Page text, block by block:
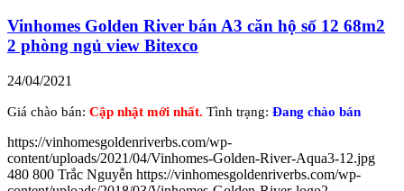
Vinhomes Golden River bán A3 căn hộ số 12 68m2
2 phòng ngủ view Bitexco
24/04/2021
Giá chào bán: Cập nhật mới nhất. Tình trạng: Đang chào bán
https://vinhomesgoldenriverbs.com/wp-
content/uploads/2021/04/Vinhomes-Golden-River-Aqua3-12.jpg
480 800 Trắc Nguyễn https://vinhomesgoldenriverbs.com/wp-